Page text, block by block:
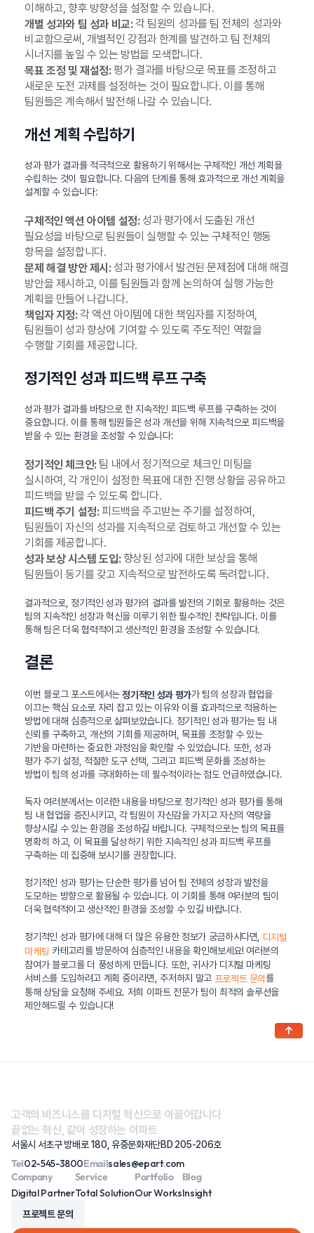
이해하고, 향후 방향성을 설정할 수 있습니다.
개별 성과와 팀 성과 비교:각 팀원의 성과를 팀 전체의 성과와
비교함으로써, 개별적인 강점과 한계를 발견하고 팀 전체의
시너지를 높일 수 있는 방법을 모색합니다.
목표 조정 및 재설정:평가 결과를 바탕으로 목표를 조정하고
새로운 도전 과제를 설정하는 것이 필요합니다. 이를 통해
팀원들은 계속해서 발전해 나갈 수 있습니다.
개선 계획 수립하기
성과 평가 결과를 적극적으로 활용하기 위해서는 구체적인 개선 계획을
수립하는 것이 필요합니다. 다음의 단계를 통해 효과적으로 개선 계획을
설계할 수 있습니다:
구체적인 액션 아이템 설정:성과 평가에서 도출된 개선
필요성을 바탕으로 팀원들이 실행할 수 있는 구체적인 행동
항목을 설정합니다.
문제 해결 방안 제시:성과 평가에서 발견된 문제점에 대해 해결
방안을 제시하고, 이를 팀원들과 함께 논의하여 실행 가능한
계획을 만들어 나갑니다.
책임자 지정:각 액션 아이템에 대한 책임자를 지정하여,
팀원들이 성과 향상에 기여할 수 있도록 주도적인 역할을
수행할 기회를 제공합니다.
정기적인 성과 피드백 루프 구축
성과 평가 결과를 바탕으로 한 지속적인 피드백 루프를 구축하는 것이
중요합니다. 이를 통해 팀원들은 성과 개선을 위해 지속적으로 피드백을
받을 수 있는 환경을 조성할 수 있습니다:
정기적인 체크인:팀 내에서 정기적으로 체크인 미팅을
실시하여, 각 개인이 설정한 목표에 대한 진행 상황을 공유하고
피드백을 받을 수 있도록 합니다.
피드백 주기 설정:피드백을 주고받는 주기를 설정하여,
팀원들이 자신의 성과를 지속적으로 검토하고 개선할 수 있는
기회를 제공합니다.
성과 보상 시스템 도입:향상된 성과에 대한 보상을 통해
팀원들이 동기를 갖고 지속적으로 발전하도록 독려합니다.
결과적으로, 정기적인 성과 평가의 결과를 발전의 기회로 활용하는 것은
팀의 지속적인 성장과 혁신을 이루기 위한 필수적인 전략입니다. 이를
통해 팀은 더욱 협력적이고 생산적인 환경을 조성할 수 있습니다.
결론
이번 블로그 포스트에서는정기적인 성과 평가가 팀의 성장과 협업을
이끄는 핵심 요소로 자리 잡고 있는 이유와 이를 효과적으로 적용하는
방법에 대해 심층적으로 살펴보았습니다. 정기적인 성과 평가는 팀 내
신뢰를 구축하고, 개선의 기회를 제공하며, 목표를 조정할 수 있는
기반을 마련하는 중요한 과정임을 확인할 수 있었습니다. 또한, 성과
평가 주기 설정, 적절한 도구 선택, 그리고 피드백 문화를 조성하는
방법이 팀의 성과를 극대화하는 데 필수적이라는 점도 언급하였습니다.
독자 여러분께서는 이러한 내용을 바탕으로 정기적인 성과 평가를 통해
팀 내 협업을 증진시키고, 각 팀원이 자신감을 가지고 자신의 역량을
향상시킬 수 있는 환경을 조성하길 바랍니다. 구체적으로는 팀의 목표를
명확히 하고, 이 목표를 달성하기 위한 지속적인 성과 피드백 루프를
구축하는 데 집중해 보시기를 권장합니다.
정기적인 성과 평가는 단순한 평가를 넘어 팀 전체의 성장과 발전을
도모하는 방향으로 활용될 수 있습니다. 이 기회를 통해 여러분의 팀이
더욱 협력적이고 생산적인 환경을 조성할 수 있길 바랍니다.
정기적인 성과 평가에 대해 더 많은 유용한 정보가 궁금하시다면, 디지털
마케팅 카테고리를 방문하여 심층적인 내용을 확인해보세요! 여러분의
참여가 블로그를 더 풍성하게 만듭니다. 또한, 귀사가 디지털 마케팅
서비스를 도입하려고 계획 중이라면, 주저하지 말고 프로젝트 문의 를
통해 상담을 요청해 주세요. 저희 이파트 전문가 팀이 최적의 솔루션을
제안해드릴 수 있습니다!
고객의 비즈니스를 디지털 혁신으로 이끌어갑니다
끝없는 혁신, 같이 성장하는 이파트
서울시 서초구 방배로 180, 유중문화재단BD 205-206호
Tel02-545-3800Emailsales@epart.com
Company
Digital Partner
Service
Total Solution
Portfolio
Our Works
Blog
Insight
프로젝트 문의
↑